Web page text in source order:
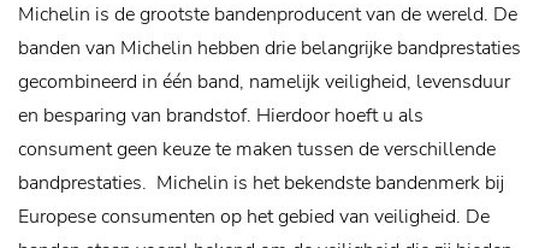
Michelin is de grootste bandenproducent van de wereld. De
banden van Michelin hebben drie belangrijke bandprestaties
gecombineerd in één band, namelijk veiligheid, levensduur
en besparing van brandstof. Hierdoor hoeft u als
consument geen keuze te maken tussen de verschillende
bandprestaties. Michelin is het bekendste bandenmerk bij
Europese consumenten op het gebied van veiligheid. De